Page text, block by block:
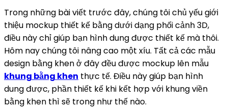
Trong những bài viết trước đây, chúng tôi chủ yếu giới
thiệu mockup thiết kế bằng dưới dạng phối cảnh 3D,
điều này chỉ giúp bạn hình dung được thiết kế mà thôi.
Hôm nay chúng tôi nâng cao một xíu. Tất cả các mẫu
design bằng khen ở đây đều được mockup lên mẫu
khung bằng khen thực tế. Điều này giúp bạn hình
dung được, phần thiết kế khi kết hợp với khung viền
bằng khen thì sẽ trong như thế nào.